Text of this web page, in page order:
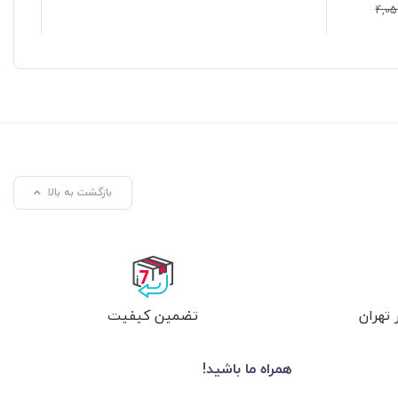
بازگشت به بالا
تضمین کیفیت
همراه ما باشید!